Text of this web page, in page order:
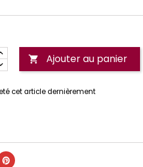
 Ajouter au panier
cet article dernièrement